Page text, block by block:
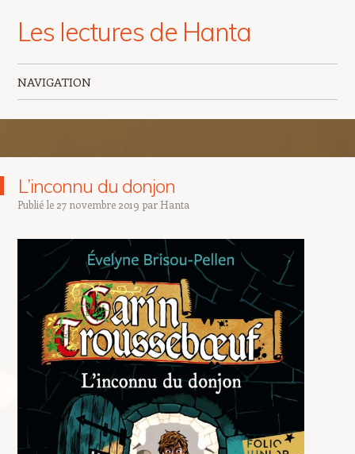
Les lectures de Hanta
NAVIGATION
L’inconnu du donjon
Publié le 27 novembre 2019 par Hanta